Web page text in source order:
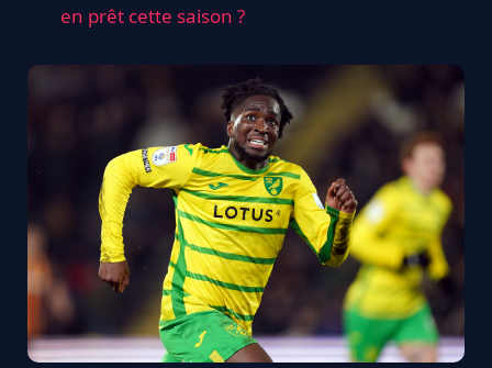
en prêt cette saison ?